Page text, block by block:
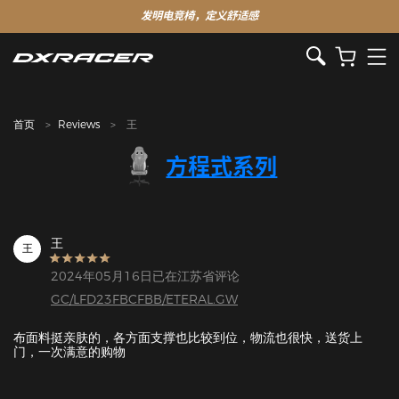
发明电竞椅，定义舒适感
首页 Reviews 王
方程式系列
王 王
2024年05月16日已在江苏省评论
GC/LFD23FBCFBB/ETERAL.GW
布面料挺亲肤的，各方面支撑也比较到位，物流也很快，送货上
门，一次满意的购物